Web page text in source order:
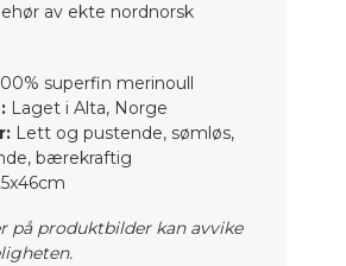
av ekte nordnorsk
superfin merinoull
Laget i Alta, Norge
Lett og pustende, sømløs,
bærekraftig
på produktbilder kan avvike